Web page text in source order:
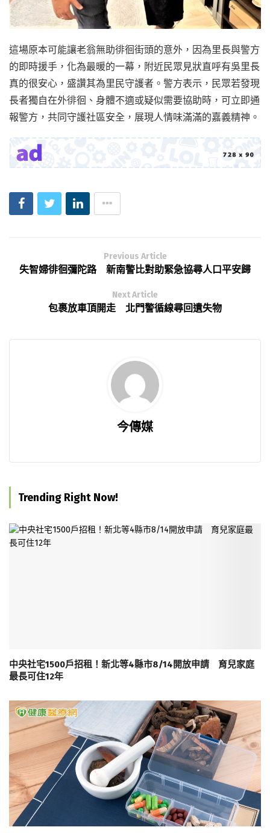
這場原本可能讓老翁無助徘徊街頭的意外，因為里長與警方
的即時援手，化為最暖的一幕，附近民眾見狀直呼有吳里長
真的很安心，盛讚其為里民守護者。警方表示，民眾若發現
長者獨自在外徘徊、身體不適或疑似需要協助時，可立即通
報警方，共同守護社區安全，展現人情味滿滿的嘉義精神。
Previous Article
失智婦徘徊彌陀路 新南警比對助緊急協尋人口平安歸
Next Article
包裹放車頂開走 北門警循線尋回遺失物
今傳媒
Trending Right Now!
中央社宅1500戶招租！新北等4縣市8/14開放申請 育兒家庭
最長可住12年